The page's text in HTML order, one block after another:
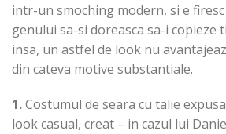
intr-un smoching modern, si e
genului sa-si doreasca sa-i copieze
insa, un astfel de look nu
din cateva motive substantiale.
1.Costumul de seara cu talie
look casual, creat – in cazul lui